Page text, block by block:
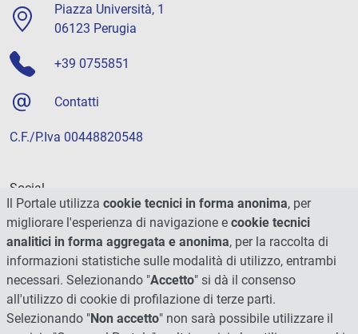
Piazza Università, 1
06123 Perugia
+39 0755851
Contatti
C.F./P.Iva 00448820548
Social
Il Portale utilizza cookie tecnici in forma anonima, per
migliorare l'esperienza di navigazione e cookie tecnici
analitici in forma aggregata e anonima, per la raccolta di
informazioni statistiche sulle modalità di utilizzo, entrambi
necessari. Selezionando "Accetto" si dà il consenso
all'utilizzo di cookie di profilazione di terze parti.
Selezionando "Non accetto" non sarà possibile utilizzare il